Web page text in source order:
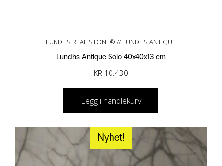
LUNDHS REAL STONE® // LUNDHS ANTIQUE
Lundhs Antique Solo 40x40x13 cm
KR10.430
Legg i handlekurv
Nyhet!